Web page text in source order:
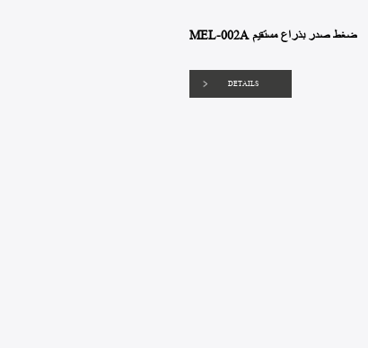
MEL-002A ضغط صدر بذراع مستقيم
DETAILS